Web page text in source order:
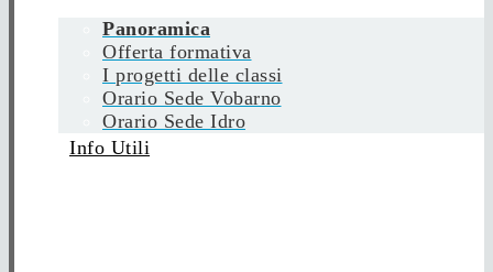
Panoramica
Offerta formativa
I progetti delle classi
Orario Sede Vobarno
Orario Sede Idro
Info Utili